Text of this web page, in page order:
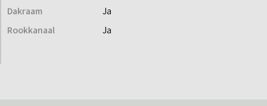
Dakraam
Ja
Rookkanaal
Ja